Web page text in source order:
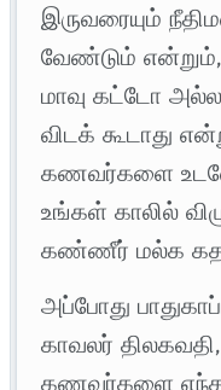
இருவரையும்
வேண்டும்
மாவு கட்டோ
விடக் கூடாது
கணவர்களை உடனே
உங்கள் காலில்
கண்ணீர் மல்க
அப்போது
காவலர்
கணவர்களை